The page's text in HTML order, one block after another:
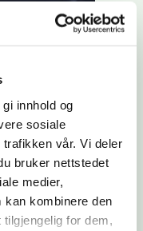
innhold og
sosiale
vår. Vi deler
bruker nettstedet
medier,
kan kombinere den
for dem,
en
ble for